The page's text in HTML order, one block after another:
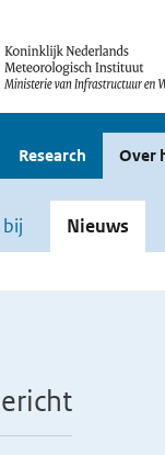
Research Over
Nieuws